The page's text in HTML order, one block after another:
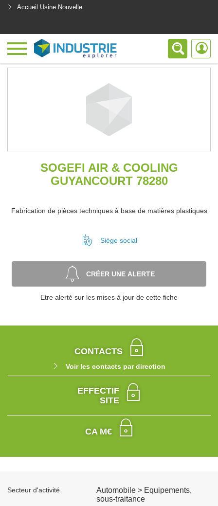
Accueil Usine Nouvelle
SOGEFI AIR & COOLING
GUYANCOURT 78280
Fabrication de pièces techniques à base de matières plastiques
Siège social
CRÉER UNE ALERTE
Etre alerté sur les mises à jour de cette fiche
CONTACTS
Voir les contacts par direction
EFFECTIF
SITE
CA M€
Secteur d'activité
Automobile > Equipements,
sous-traitance